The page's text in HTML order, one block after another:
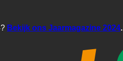
Bekijk ons Jaarmagazine 2024.